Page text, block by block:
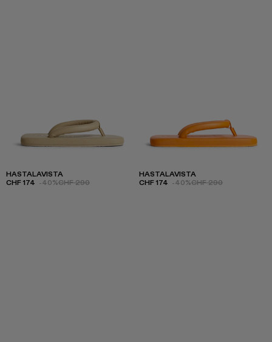
HASTALAVISTA
CHF 174 -40%CHF 290
HASTALAVISTA
CHF 174 -40%CHF 290